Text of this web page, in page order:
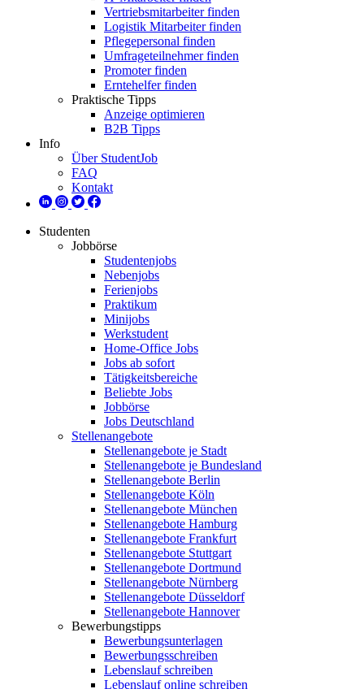
Vertriebsmitarbeiter finden
Logistik Mitarbeiter finden
Pflegepersonal finden
Umfrageteilnehmer finden
Promoter finden
Erntehelfer finden
Praktische Tipps
Anzeige optimieren
B2B Tipps
Info
Über StudentJob
FAQ
Kontakt
Studenten
Jobbörse
Studentenjobs
Nebenjobs
Ferienjobs
Praktikum
Minijobs
Werkstudent
Home-Office Jobs
Jobs ab sofort
Tätigkeitsbereiche
Beliebte Jobs
Jobbörse
Jobs Deutschland
Stellenangebote
Stellenangebote je Stadt
Stellenangebote je Bundesland
Stellenangebote Berlin
Stellenangebote Köln
Stellenangebote München
Stellenangebote Hamburg
Stellenangebote Frankfurt
Stellenangebote Stuttgart
Stellenangebote Dortmund
Stellenangebote Nürnberg
Stellenangebote Düsseldorf
Stellenangebote Hannover
Bewerbungstipps
Bewerbungsunterlagen
Bewerbungsschreiben
Lebenslauf schreiben
Lebenslauf online schreiben